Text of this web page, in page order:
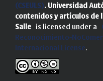
(CSEULS). Universidad
contenidos y artículos de
Salle is licensed under a
Reconocimiento-
Internacional License.